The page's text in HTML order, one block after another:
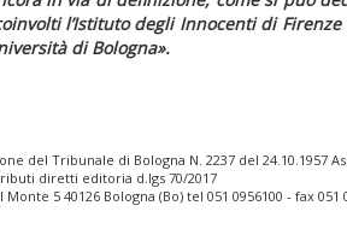
l’Istituto degli Innocenti di
di Bologna».
del Tribunale di Bologna N. 2237 del 24.10.1957
diretti editoria d.lgs 70/2017
5 40126 Bologna (Bo) tel 051 0956100 - fax 051